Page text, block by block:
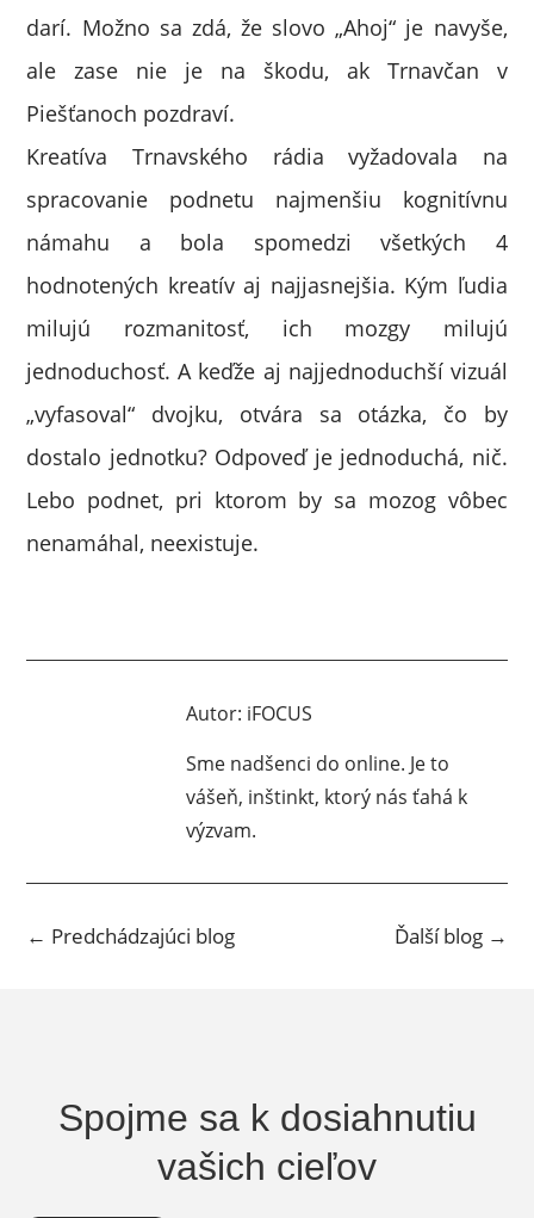
darí. Možno sa zdá, že slovo „Ahoj“ je navyše,
ale zase nie je na škodu, ak Trnavčan v
Piešťanoch pozdraví.
Kreatíva Trnavského rádia vyžadovala na
spracovanie podnetu najmenšiu kognitívnu
námahu a bola spomedzi všetkých 4
hodnotených kreatív aj najjasnejšia. Kým ľudia
milujú rozmanitosť, ich mozgy milujú
jednoduchosť. A keďže aj najjednoduchší vizuál
„vyfasoval“ dvojku, otvára sa otázka, čo by
dostalo jednotku? Odpoveď je jednoduchá, nič.
Lebo podnet, pri ktorom by sa mozog vôbec
nenamáhal, neexistuje.
Autor: iFOCUS
Sme nadšenci do online. Je to
vášeň, inštinkt, ktorý nás ťahá k
výzvam.
← Predchádzajúci blog Ďalší blog→
Spojme sa k dosiahnutiu
vašich cieľov